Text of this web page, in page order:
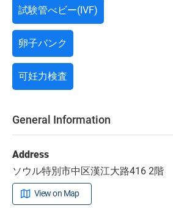
試験管べビー(IVF)
卵子バンク
可妊力検査
General Information
Address
ソウル特別市中区漢江大路416 2階
View on Map